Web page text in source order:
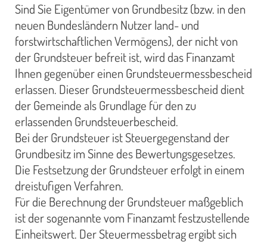
Sind Sie Eigentümer von Grundbesitz (bzw. in den
neuen Bundesländern Nutzer land- und
forstwirtschaftlichen Vermögens), der nicht von
der Grundsteuer befreit ist, wird das Finanzamt
Ihnen gegenüber einen Grundsteuermessbescheid
erlassen. Dieser Grundsteuermessbescheid dient
der Gemeinde als Grundlage für den zu
erlassenden Grundsteuerbescheid.
Bei der Grundsteuer ist Steuergegenstand der
Grundbesitz im Sinne des Bewertungsgesetzes.
Die Festsetzung der Grundsteuer erfolgt in einem
dreistufigen Verfahren.
Für die Berechnung der Grundsteuer maßgeblich
ist der sogenannte vom Finanzamt festzustellende
Einheitswert. Der Steuermessbetrag ergibt sich